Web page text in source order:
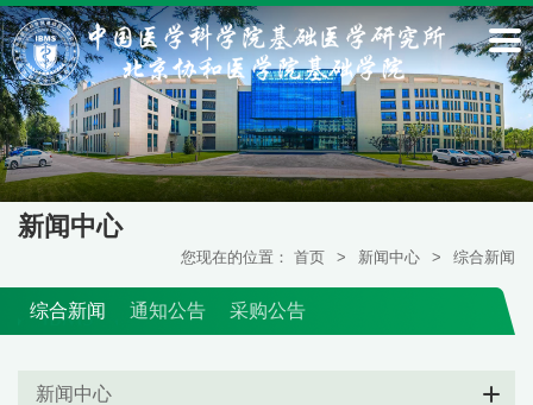
新闻中心
您现在的位置： 首页 > 新闻中心 > 综合新闻
综合新闻 通知公告 采购公告
新闻中心